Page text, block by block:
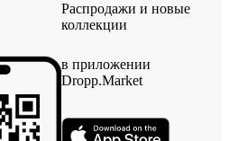
Распродажи и новые
коллекции
в приложении
Dropp.Market